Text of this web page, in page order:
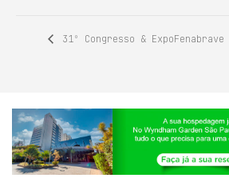
31º Congresso & ExpoFenabrave